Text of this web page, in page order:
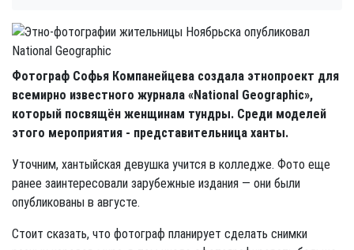
Фотограф Софья Компанейцева создала этнопроект для
всемирно известного журнала «National Geographic»,
который посвящён женщинам тундры. Среди моделей
этого мероприятия - представительница ханты.
Уточним, хантыйская девушка учится в колледже. Фото еще
ранее заинтересовали зарубежные издания — они были
опубликованы в августе.
Стоит сказать, что фотограф планирует сделать снимки